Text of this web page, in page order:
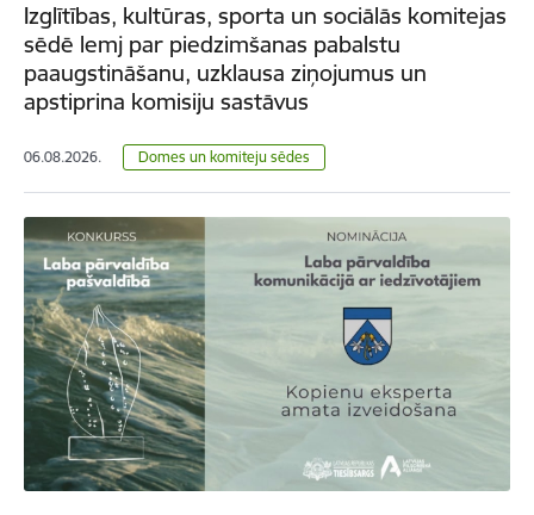
Izglītības, kultūras, sporta un sociālās komitejas
sēdē lemj par piedzimšanas pabalstu
paaugstināšanu, uzklausa ziņojumus un
apstiprina komisiju sastāvus
06.08.2026. Domes un komiteju sēdes